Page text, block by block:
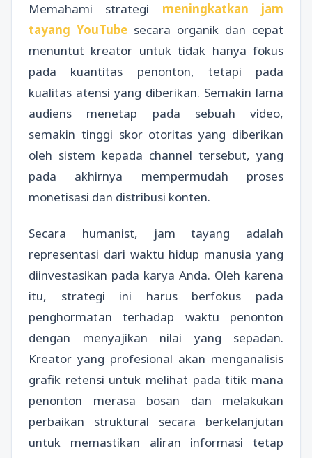
Memahami strategi meningkatkan jam
tayang YouTube secara organik dan cepat
menuntut kreator untuk tidak hanya fokus
pada kuantitas penonton, tetapi pada
kualitas atensi yang diberikan. Semakin lama
audiens menetap pada sebuah video,
semakin tinggi skor otoritas yang diberikan
oleh sistem kepada channel tersebut, yang
pada akhirnya mempermudah proses
monetisasi dan distribusi konten.
Secara humanist, jam tayang adalah
representasi dari waktu hidup manusia yang
diinvestasikan pada karya Anda. Oleh karena
itu, strategi ini harus berfokus pada
penghormatan terhadap waktu penonton
dengan menyajikan nilai yang sepadan.
Kreator yang profesional akan menganalisis
grafik retensi untuk melihat pada titik mana
penonton merasa bosan dan melakukan
perbaikan struktural secara berkelanjutan
untuk memastikan aliran informasi tetap